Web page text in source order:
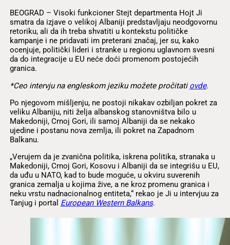
BEOGRAD – Visoki funkcioner Stejt departmenta Hojt Ji
smatra da izjave o velikoj Albaniji predstavljaju neodgovornu
retoriku, ali da ih treba shvatiti u kontekstu političke
kampanje i ne pridavati im preterani značaj, jer su, kako
ocenjuje, politički lideri i stranke u regionu uglavnom svesni
da do integracije u EU neće doći promenom postojećih
granica.
*Ceo intervju na engleskom jeziku možete pročitatiovde.
Po njegovom mišljenju, ne postoji nikakav ozbiljan pokret za
veliku Albaniju, niti želja albanskog stanovništva bilo u
Makedoniji, Crnoj Gori, ili samoj Albaniji da se nekako
ujedine i postanu nova zemlja, ili pokret na Zapadnom
Balkanu.
„Verujem da je zvanična politika, iskrena politika, stranaka u
Makedoniji, Crnoj Gori, Kosovu i Albaniji da se integrišu u EU,
da uđu u NATO, kad to bude moguće, u okviru suverenih
granica zemalja u kojima žive, a ne kroz promenu granica i
neku vrstu nadnacionalnog entiteta,“ rekao je Ji u intervjuu za
Tanjug i portal European Western Balkans.